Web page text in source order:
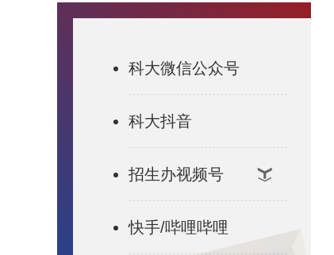
科大微信公众号
科大抖音
招生办视频号
快手/哔哩哔哩